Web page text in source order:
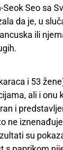
Seo sa
da je, u
ili
i 53
ali i onu
i
ne
su